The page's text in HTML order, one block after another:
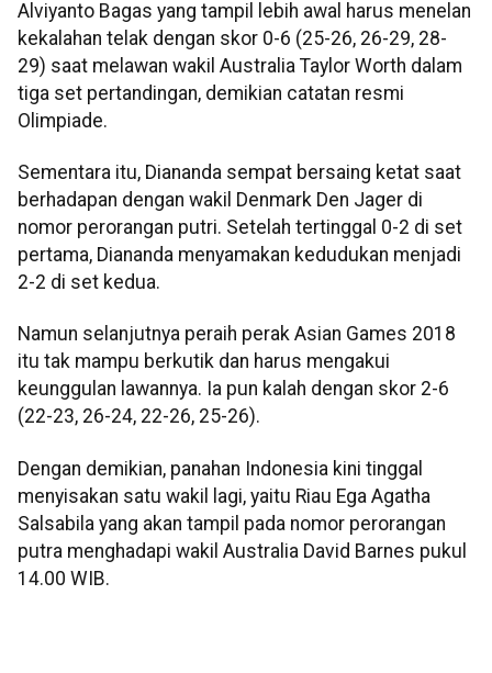
Alviyanto Bagas yang tampil lebih awal harus menelan
kekalahan telak dengan skor 0-6 (25-26, 26-29, 28-
29) saat melawan wakil Australia Taylor Worth dalam
tiga set pertandingan, demikian catatan resmi
Olimpiade.
Sementara itu, Diananda sempat bersaing ketat saat
berhadapan dengan wakil Denmark Den Jager di
nomor perorangan putri. Setelah tertinggal 0-2 di set
pertama, Diananda menyamakan kedudukan menjadi
2-2 di set kedua.
Namun selanjutnya peraih perak Asian Games 2018
itu tak mampu berkutik dan harus mengakui
keunggulan lawannya. Ia pun kalah dengan skor 2-6
(22-23, 26-24, 22-26, 25-26).
Dengan demikian, panahan Indonesia kini tinggal
menyisakan satu wakil lagi, yaitu Riau Ega Agatha
Salsabila yang akan tampil pada nomor perorangan
putra menghadapi wakil Australia David Barnes pukul
14.00 WIB.